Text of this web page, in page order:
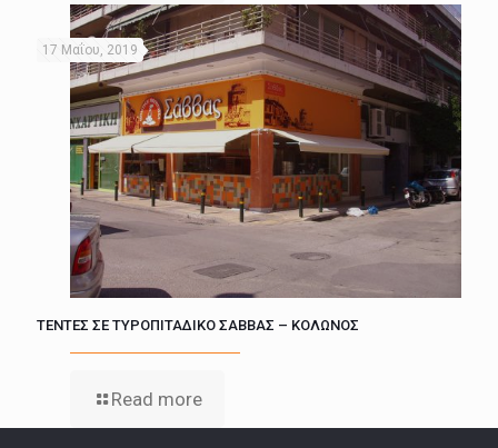
17 Μαΐου, 2019
ΤΕΝΤΕΣ ΣΕ ΤΥΡΟΠΙΤΑΔΙΚΟ ΣΑΒΒΑΣ – ΚΟΛΩΝΟΣ
Read more